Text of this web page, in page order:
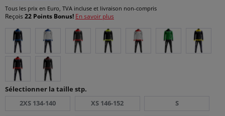
Tous les prix en Euro, TVA incluse et livraison non-compris
Reçois 22 Points Bonus! En savoir plus
Sélectionner la taille stp.
2XS 134-140
XS 146-152 S